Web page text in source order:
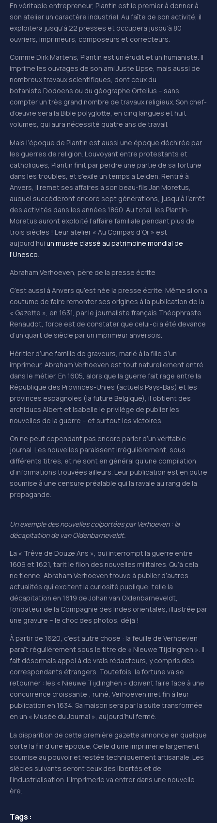
En véritable entrepreneur, Plantin est le premier à donner à
son atelier un caractère industriel. Au faîte de son activité, il
exploitera jusqu’à 22 presses et occupera jusqu’à 80
ouvriers, imprimeurs, composeurs et correcteurs.
Comme Dirk Martens, Plantin est un érudit et un humaniste. Il
imprime les ouvrages de son ami Juste Lipse, mais aussi de
nombreux travaux scientifiques, dont ceux du
botaniste Dodoens ou du géographe Ortelius – sans
compter un très grand nombre de travaux religieux. Son chef-
d’œuvre sera la Bible polyglotte, en cinq langues et huit
volumes, qui aura nécessité quatre ans de travail.
Mais l’époque de Plantin est aussi une époque déchirée par
les guerres de religion. Louvoyant entre protestants et
catholiques, Plantin finit par perdre une partie de sa fortune
dans les troubles, et s’exile un temps à Leiden. Rentré à
Anvers, il remet ses affaires à son beau-fils Jan Moretus,
auquel succéderont encore sept générations, jusqu’à l’arrêt
des activités dans les années 1860. Au total, les Plantin-
Moretus auront exploité l’affaire familiale pendant plus de
trois siècles ! Leur atelier « Au Compas d’Or » est
aujourd’hui un musée classé au patrimoine mondial de
l’Unesco
Abraham Verhoeven, père de la presse écrite
C’est aussi à Anvers qu’est née la presse écrite. Même si on a
coutume de faire remonter ses origines à la publication de la
« Gazette », en 1631, par le journaliste français Théophraste
Renaudot, force est de constater que celui-ci a été devance
d’un quart de siècle par un imprimeur anversois.
Héritier d’une famille de graveurs, marié à la fille d’un
imprimeur, Abraham Verhoeven est tout naturellement entré
dans le métier. En 1605, alors que la guerre fait rage entre la
République des Provinces-Unies (actuels Pays-Bas) et les
provinces espagnoles (la future Belgique), il obtient des
archiducs Albert et Isabelle le privilège de publier les
nouvelles de la guerre – et surtout les victoires.
On ne peut cependant pas encore parler d’un véritable
journal. Les nouvelles paraissent irrégulièrement, sous
différents titres, et ne sont en général qu’une compilation
d’informations trouvées ailleurs. Leur publication est en outre
soumise à une censure préalable qui la ravale au rang de la
propagande.
Un exemple des nouvelles colportées par Verhoeven : la
décapitation de vanOldenbarneveldt.
La « Trêve de Douze Ans », qui interrompt la guerre entre
1609 et 1621, tarit le filon des nouvelles militaires. Qu’à cela
ne tienne, Abraham Verhoeven trouve à publier d’autres
actualités qui excitent la curiosité publique, telle la
décapitation en 1619 de Johan van Oldenbarneveldt,
fondateur de la Compagnie des Indes orientales, illustrée par
une gravure – le choc des photos, déjà !
À partir de 1620, c’est autre chose : la feuille de Verhoeven
paraît régulièrement sous le titre de « Nieuwe Tijdinghen ». Il
fait désormais appel à de vrais rédacteurs, y compris des
correspondants étrangers. Toutefois, la fortune va se
retourner : les « Nieuwe Tijdinghen » doivent faire face à une
concurrence croissante ; ruiné, Verhoeven met fin à leur
publication en 1634. Sa maison sera par la suite transformée
en un « Musée du Journal », aujourd’hui fermé.
La disparition de cette première gazette annonce en quelque
sorte la fin d’une époque. Celle d’une imprimerie largement
soumise au pouvoir et restée techniquement artisanale. Les
siècles suivants seront ceux des libertés et de
l’industrialisation. L’imprimerie va entrer dans une nouvelle
ère.
Tags :